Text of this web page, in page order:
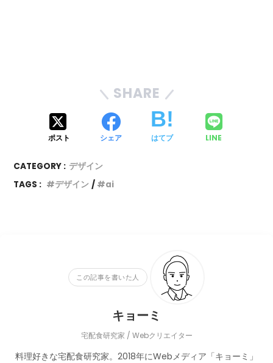
SHARE
ポスト シェア はてブ LINE
CATEGORY : デザイン
TAGS :
デザイン ai
この記事を書いた人
キョーミ
宅配食研究家 / Webクリエイター
料理好きな宅配食研究家。2018年にWebメディア「キョーミ」